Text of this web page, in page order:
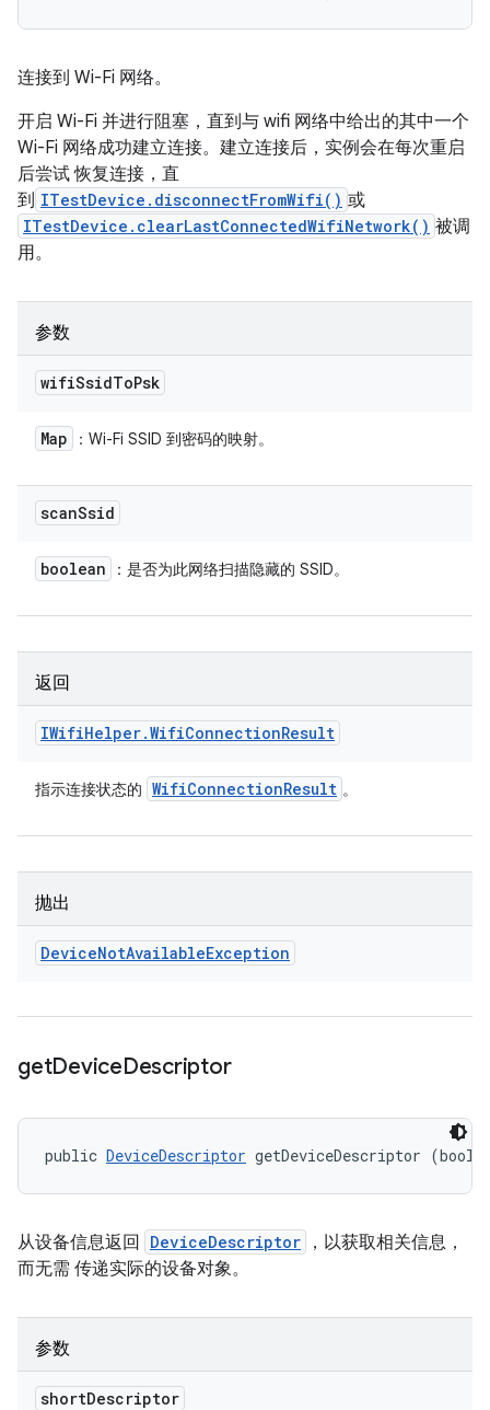
连接到 Wi-Fi 网络。
开启 Wi-Fi 并进行阻塞，直到与 wifi 网络中给出的其中一个
Wi-Fi 网络成功建立连接。建立连接后，实例会在每次重启
后尝试 恢复连接，直
到 ITestDevice.disconnectFromWifi() 或
ITestDevice.clearLastConnectedWifiNetwork() 被调
用。
参数
wifiSsidToPsk
Map ：Wi-Fi SSID 到密码的映射。
scanSsid
boolean ：是否为此网络扫描隐藏的 SSID。
返回
IWifiHelper.WifiConnectionResult
指示连接状态的 WifiConnectionResult 。
抛出
DeviceNotAvailableException
getDeviceDescriptor
public DeviceDescriptor getDeviceDescriptor
从设备信息返回 DeviceDescriptor
，以获取相关信息，
而无需 传递实际的设备对象。
参数
shortDescriptor